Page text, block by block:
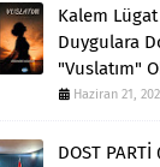
Kalem Lügat
Duygulara
"Vuslatım"
Haziran 21,
DOST PARTİ